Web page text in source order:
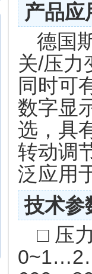
产品应
德国
关/压力
同时可
数字显
选，具
转动调
泛应用
技术参
□ 压